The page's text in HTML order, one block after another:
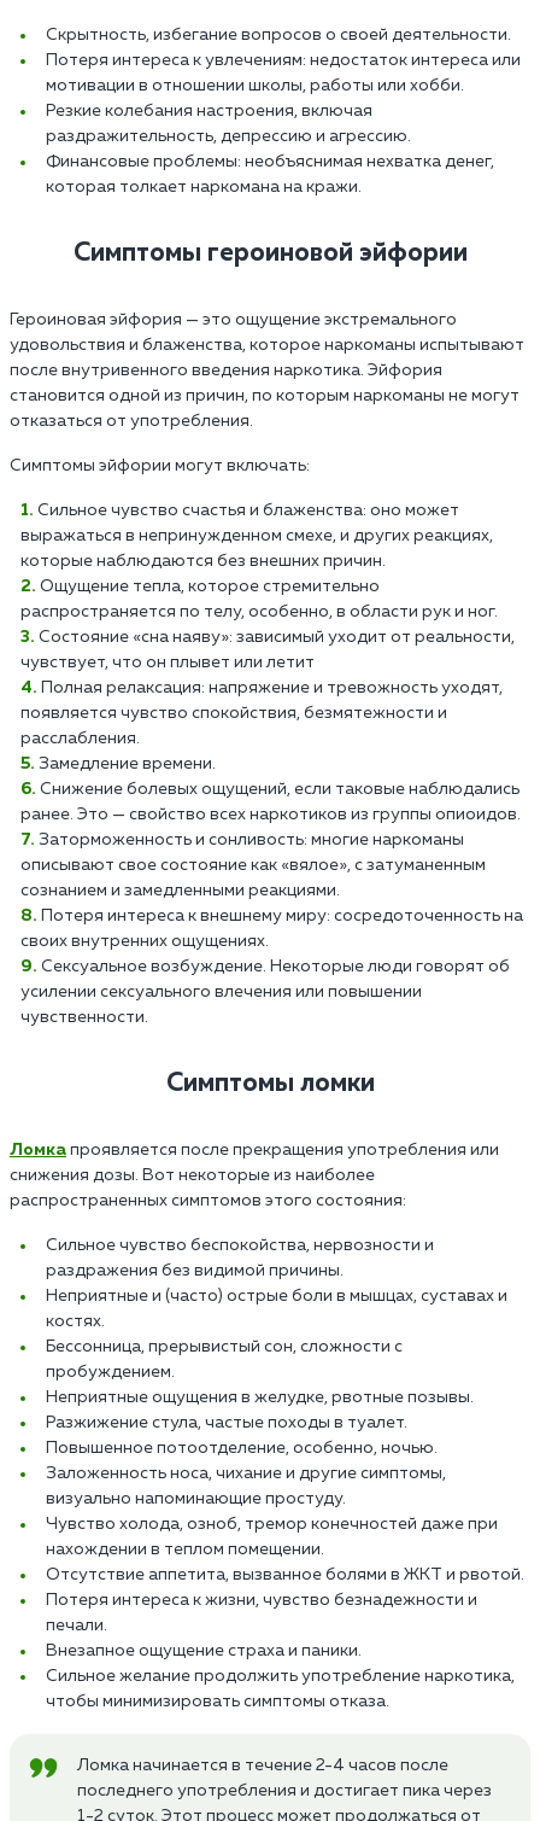
Скрытность, избегание вопросов о своей деятельности.
Потеря интереса к увлечениям: недостаток интереса или
мотивации в отношении школы, работы или хобби.
Резкие колебания настроения, включая
раздражительность, депрессию и агрессию.
Финансовые проблемы: необъяснимая нехватка денег,
которая толкает наркомана на кражи.
Симптомы героиновой эйфории
Героиновая эйфория — это ощущение экстремального
удовольствия и блаженства, которое наркоманы испытывают
после внутривенного введения наркотика. Эйфория
становится одной из причин, по которым наркоманы не могут
отказаться от употребления.
Симптомы эйфории могут включать:
Сильное чувство счастья и блаженства: оно может
выражаться в непринужденном смехе, и других реакциях,
которые наблюдаются без внешних причин.
Ощущение тепла, которое стремительно
распространяется по телу, особенно, в области рук и ног.
Состояние «сна наяву»: зависимый уходит от реальности,
чувствует, что он плывет или летит
Полная релаксация: напряжение и тревожность уходят,
появляется чувство спокойствия, безмятежности и
расслабления.
Замедление времени.
Снижение болевых ощущений, если таковые наблюдались
ранее. Это — свойство всех наркотиков из группы опиоидов.
Заторможенность и сонливость: многие наркоманы
описывают свое состояние как «вялое», с затуманенным
сознанием и замедленными реакциями.
Потеря интереса к внешнему миру: сосредоточенность на
своих внутренних ощущениях.
Сексуальное возбуждение. Некоторые люди говорят об
усилении сексуального влечения или повышении
чувственности.
Симптомы ломки
Ломка проявляется после прекращения употребления или
снижения дозы. Вот некоторые из наиболее
распространенных симптомов этого состояния:
Сильное чувство беспокойства, нервозности и
раздражения без видимой причины.
Неприятные и (часто) острые боли в мышцах, суставах и
костях.
Бессонница, прерывистый сон, сложности с
пробуждением.
Неприятные ощущения в желудке, рвотные позывы.
Разжижение стула, частые походы в туалет.
Повышенное потоотделение, особенно, ночью.
Заложенность носа, чихание и другие симптомы,
визуально напоминающие простуду.
Чувство холода, озноб, тремор конечностей даже при
нахождении в теплом помещении.
Отсутствие аппетита, вызванное болями в ЖКТ и рвотой.
Потеря интереса к жизни, чувство безнадежности и
печали.
Внезапное ощущение страха и паники.
Сильное желание продолжить употребление наркотика,
чтобы минимизировать симптомы отказа.
Ломка начинается в течение 2-4 часов после
последнего употребления и достигает пика через
1-2 суток. Этот процесс может продолжаться от